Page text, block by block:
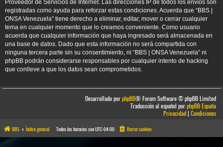
Proveedor de Servicios de Internet. Las direcciones IP de todos los envíos son
registradas como ayuda para reforzar estas condiciones. Acuerda que “BBS |
ONSA Venezuela” tiene derecho a eliminar, editar, mover o cerrar cualquier
tema en cualquier momento que lo creamos conveniente. Como usuario
acuerda que cualquier información que haya ingresado será almacenada en
una base de datos. Dado que esta información no será compartida con
ninguna tercera parte sin su consentimiento, ni “BBS | ONSA Venezuela” ni
phpBB podrán considerarse responsables por cualquier intento de hacking
que conlleve a que los datos sean comprometidos.
Desarrollado porphpBB® Forum Software © phpBB Limited
Traducción al español porphpBB España
Privacidad|Condiciones
BBS Índice general Todos los horarios sonUTC-04:00 Borrar cookies